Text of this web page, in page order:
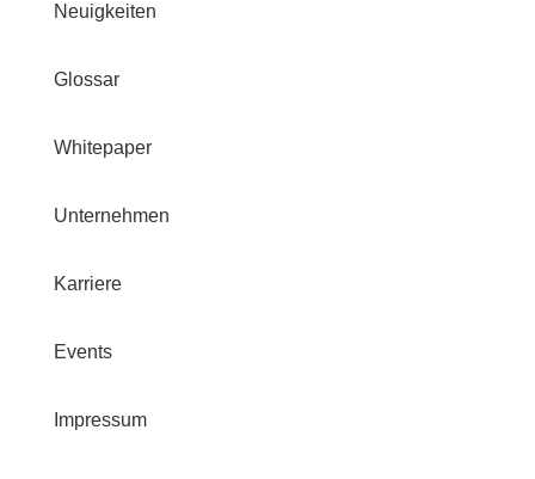
Neuigkeiten
Glossar
Whitepaper
Unternehmen
Karriere
Events
Impressum